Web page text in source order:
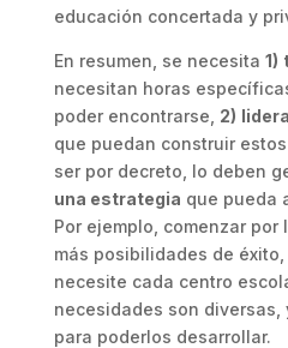
educación concertada y
En resumen, se necesita 1)
necesitan horas
poder encontrarse, 2)
que puedan construir
ser por decreto, lo deben
una estrategia que pueda
Por ejemplo, comenzar
más posibilidades de
necesite cada centro
necesidades son diversas,
para poderlos desarrollar.